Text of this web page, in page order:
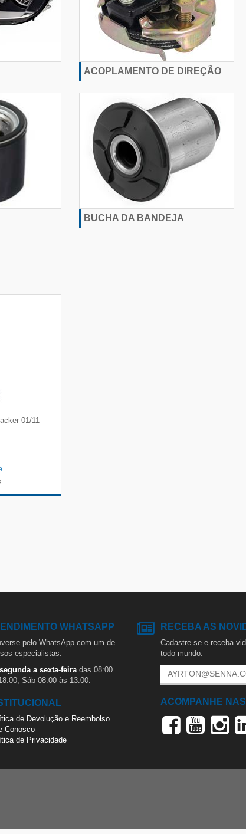
ACOPLAMENTO DE DIREÇÃO
BUCHA DA BANDEJA
01/11
WHATSAPP
pelo WhatsApp com um de
especialistas.
a sexta-feira das 08:00
Sáb 08:00 às 13:00.
de Devolução e Reembolso
Conosco
de Privacidade
RECEBA AS
Cadastre-se e receba
todo mundo.
ACOMPANHE